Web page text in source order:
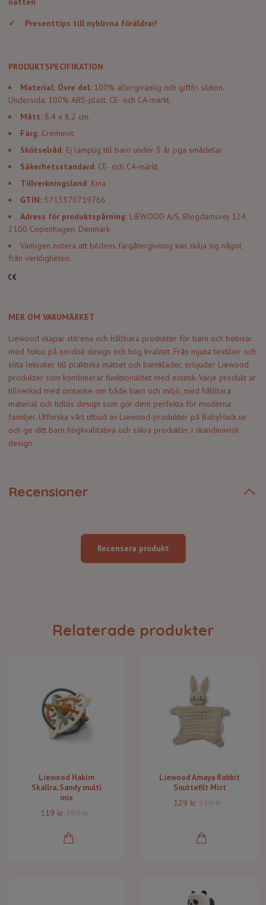
✓
Presenttips till nyblivna föräldrar!
PRODUKTSPECIFIKATION
Material: Övre del: 100% allergivänlig och giftfri silikon.
Undersida: 100% ABS-plast. CE- och CA-märkt.
Mått: 8,4 x 8,2 cm.
Färg: Cremevit.
Skötselråd: Ej lämplig till barn under 3 år pga smådelar.
Säkerhetsstandard: CE- och CA-märkt
Tillverkningsland: Kina
GTIN: 5713370719766
Adress för produktspårning: LIEWOOD A/S, Blegdamsvej 124,
2100 Copenhagen, Denmark
Vänligen notera att bildens färgåtergivning kan skilja sig något
från verkligheten.
MER OM VARUMÄRKET
Liewood skapar stilrena och hållbara produkter för barn och bebisar
med fokus på nordisk design och hög kvalitet. Från mjuka textilier och
söta leksaker till praktiska matset och barnkläder, erbjuder Liewood
produkter som kombinerar funktionalitet med estetik. Varje produkt är
tillverkad med omtanke om både barn och miljö, med hållbara
material och tidlös design som gör dem perfekta för moderna
familjer. Utforska vårt utbud av Liewood-produkter på BabyHack.se
och ge ditt barn högkvalitativa och säkra produkter i skandinavisk
design.
Recensioner
Recensera produkt
Relaterade produkter
Liewood Hakim
Skallra, Sandy multi
mix
119 kr 289 kr
Liewood Amaya Rabbit
Snuttefilt Mist
129 kr 219 kr